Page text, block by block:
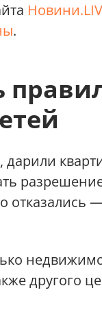
.
отказались
другого